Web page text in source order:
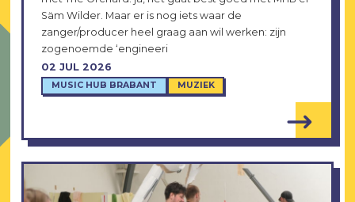
02 JUL 2026
MUSIC HUB BRABANT MUZIEK
Säm Wilder. Maar er is nog iets waar de
zanger/producer heel graag aan wil werken: zijn
zogenoemde ‘engineeri